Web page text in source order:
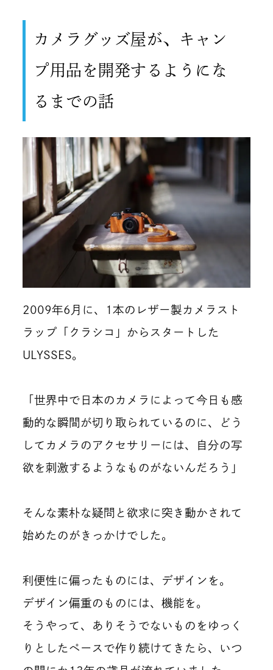
カメラグッズ屋が、キャン
プ用品を開発するようにな
るまでの話
2009年6月に、1本のレザー製カメラスト
ラップ「クラシコ」からスタートした
ULYSSES。
「世界中で日本のカメラによって今日も感
動的な瞬間が切り取られているのに、どう
してカメラのアクセサリーには、自分の写
欲を刺激するようなものがないんだろう」
そんな素朴な疑問と欲求に突き動かされて
始めたのがきっかけでした。
利便性に偏ったものには、デザインを。
デザイン偏重のものには、機能を。
そうやって、ありそうでないものをゆっく
りとしたペースで作り続けてきたら、いつ